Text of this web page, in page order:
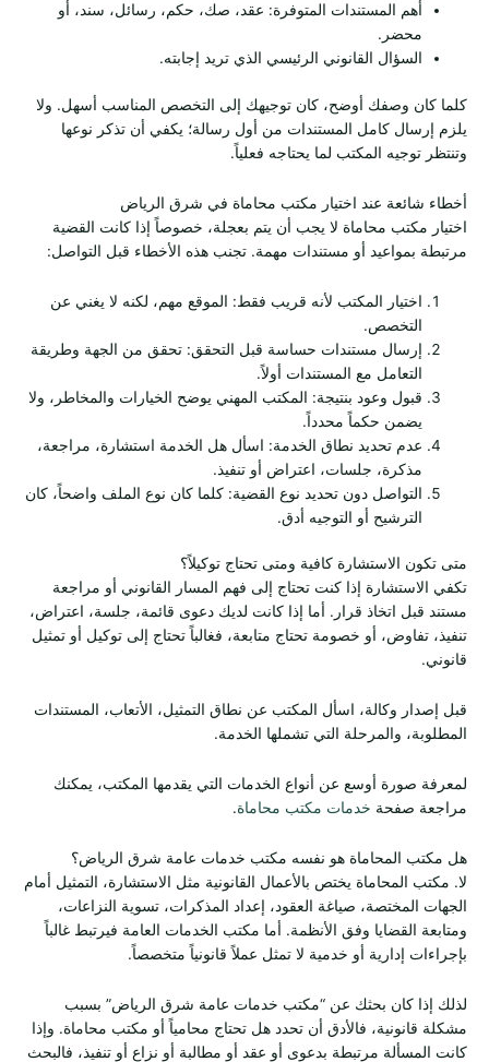
أهم المستندات المتوفرة: عقد، صك، حكم، رسائل، سند، أو
محضر.
السؤال القانوني الرئيسي الذي تريد إجابته.
كلما كان وصفك أوضح، كان توجيهك إلى التخصص المناسب أسهل. ولا
يلزم إرسال كامل المستندات من أول رسالة؛ يكفي أن تذكر نوعها
وتنتظر توجيه المكتب لما يحتاجه فعلياً.
أخطاء شائعة عند اختيار مكتب محاماة في شرق الرياض
اختيار مكتب محاماة لا يجب أن يتم بعجلة، خصوصاً إذا كانت القضية
مرتبطة بمواعيد أو مستندات مهمة. تجنب هذه الأخطاء قبل التواصل:
اختيار المكتب لأنه قريب فقط: الموقع مهم، لكنه لا يغني عن
التخصص.
إرسال مستندات حساسة قبل التحقق: تحقق من الجهة وطريقة
التعامل مع المستندات أولاً.
قبول وعود بنتيجة: المكتب المهني يوضح الخيارات والمخاطر، ولا
يضمن حكماً محدداً.
عدم تحديد نطاق الخدمة: اسأل هل الخدمة استشارة، مراجعة،
مذكرة، جلسات، اعتراض أو تنفيذ.
التواصل دون تحديد نوع القضية: كلما كان نوع الملف واضحاً، كان
الترشيح أو التوجيه أدق.
متى تكون الاستشارة كافية ومتى تحتاج توكيلاً؟
تكفي الاستشارة إذا كنت تحتاج إلى فهم المسار القانوني أو مراجعة
مستند قبل اتخاذ قرار. أما إذا كانت لديك دعوى قائمة، جلسة، اعتراض،
تنفيذ، تفاوض، أو خصومة تحتاج متابعة، فغالباً تحتاج إلى توكيل أو تمثيل
قانوني.
قبل إصدار وكالة، اسأل المكتب عن نطاق التمثيل، الأتعاب، المستندات
المطلوبة، والمرحلة التي تشملها الخدمة.
لمعرفة صورة أوسع عن أنواع الخدمات التي يقدمها المكتب، يمكنك
مراجعة صفحة خدمات مكتب محاماة.
هل مكتب المحاماة هو نفسه مكتب خدمات عامة شرق الرياض؟
لا. مكتب المحاماة يختص بالأعمال القانونية مثل الاستشارة، التمثيل أمام
الجهات المختصة، صياغة العقود، إعداد المذكرات، تسوية النزاعات،
ومتابعة القضايا وفق الأنظمة. أما مكتب الخدمات العامة فيرتبط غالباً
بإجراءات إدارية أو خدمية لا تمثل عملاً قانونياً متخصصاً.
لذلك إذا كان بحثك عن “مكتب خدمات عامة شرق الرياض” بسبب
مشكلة قانونية، فالأدق أن تحدد هل تحتاج محامياً أو مكتب محاماة. وإذا
كانت المسألة مرتبطة بدعوى أو عقد أو مطالبة أو نزاع أو تنفيذ، فالبحث